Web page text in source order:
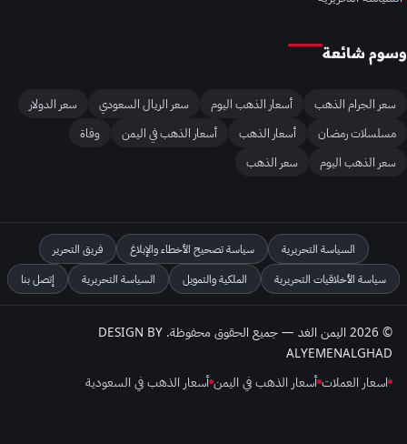
وسوم شائعة
سعر الجرام الذهب أسعار الذهب اليوم سعر الريال السعودي
سعر الدولار
مسلسلات رمضان
أسعار الذهب أسعار الذهب في اليمن
وفاة
سعر الذهب اليوم
سعر الذهب
السياسة التحريرية سياسة تصحيح الأخطاء والإبلاغ
فريق التحرير
سياسة الأخلاقيات التحريرية
الملكية والتمويل السياسة التحريرية إتصل بنا
© 2026 اليمن الغد — جميع الحقوق محفوظة. DESIGN BY
ALYEMENALGHAD
اسعار العملات أسعار الذهب في اليمن أسعار الذهب في السعودية